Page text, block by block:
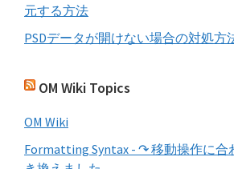
元する方法
PSDデータが開けない場合の対処方
OM Wiki Topics
OM Wiki
Formatting Syntax - ↷ 移動操作に合